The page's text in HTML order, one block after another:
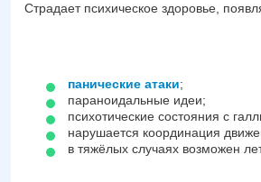
Страдает психическое здоровье,
панические атаки;
параноидальные идеи;
психотические состояния с
нарушается координация
в тяжёлых случаях возможен